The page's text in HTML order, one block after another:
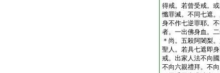
得戒。若曾受戒。
懺罪滅。不同七遮
身不作七逆罪耶。
者。一出佛身血。
＊尚。五殺阿闍梨
聖人。若具七遮即
戒。出家人法不向
不向六親禮拜。不